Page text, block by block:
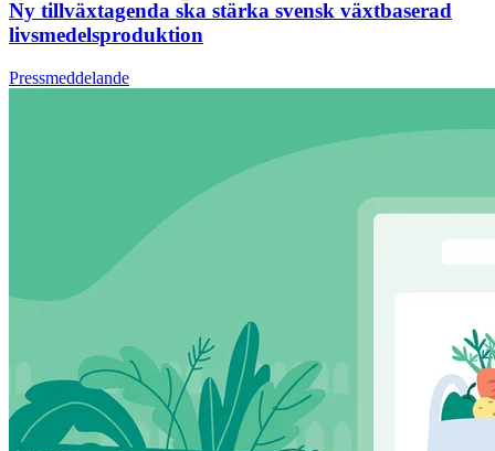
Ny tillväxtagenda ska stärka svensk växtbaserad
livsmedelsproduktion
Pressmeddelande